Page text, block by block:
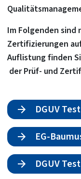
Im Folgenden sind
Zertifizierungen
Auflistung finden
der Prüf- und
DGUV Test
EG-
DGUV